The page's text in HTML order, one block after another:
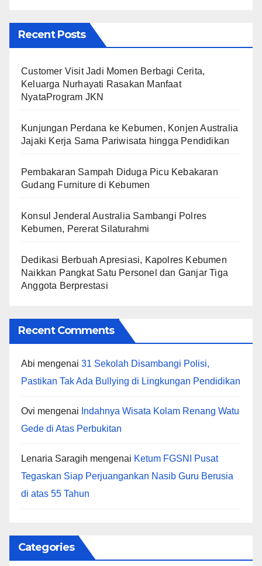
Recent Posts
Customer Visit Jadi Momen Berbagi Cerita,
Keluarga Nurhayati Rasakan Manfaat
NyataProgram JKN
Kunjungan Perdana ke Kebumen, Konjen Australia
Jajaki Kerja Sama Pariwisata hingga Pendidikan
Pembakaran Sampah Diduga Picu Kebakaran
Gudang Furniture di Kebumen
Konsul Jenderal Australia Sambangi Polres
Kebumen, Pererat Silaturahmi
Dedikasi Berbuah Apresiasi, Kapolres Kebumen
Naikkan Pangkat Satu Personel dan Ganjar Tiga
Anggota Berprestasi
Recent Comments
Abi mengenai 31 Sekolah Disambangi Polisi,
Pastikan Tak Ada Bullying di Lingkungan Pendidikan
Ovi mengenai Indahnya Wisata Kolam Renang Watu
Gede di Atas Perbukitan
Lenaria Saragih mengenai Ketum FGSNI Pusat
Tegaskan Siap Perjuangankan Nasib Guru Berusia
di atas 55 Tahun
Categories